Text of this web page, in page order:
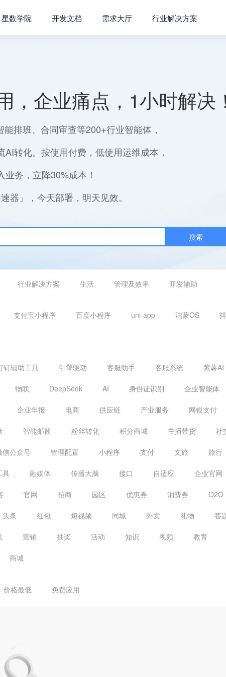
星数学院 开发文档 需求大厅 行业解决方案
，企业痛点，1小时解决
排班、合同审查等200+行业智能体，
转化。按使用付费，低使用运维成本，
务，立降30%成本！
」，今天部署，明天见效。
搜索
行业解决方案 生活 管理及效率 开发辅助
支付宝小程序 百度小程序 uni-app 鸿蒙OS
钉辅助工具 引擎驱动 客服助手 客服系统 紫薯AI
物联 DeepSeek AI 身份证识别 企业智能体
企业年报 电商 供应链 产业服务 网银支付
智能邮筒 粉丝转化 积分商城 主播带货 社
信公众号 管理配置 小程序 支付 文旅 旅行
具 融媒体 传播大脑 接口 自适应 企业官网
官网 招商 园区 优惠券 消费券 O2O
头条 红包 短视频 同城 外卖 礼物 答
营销 抽奖 活动 知识 视频 教育
商城
价格最低 免费应用